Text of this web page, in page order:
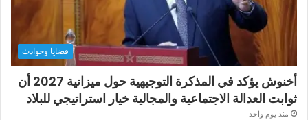
قضايا وحوادث
أخنوش يؤكد في المذكرة التوجيهية حول ميزانية 2027 أن
ثوابت العدالة الاجتماعية والمجالية خيار استراتيجي للبلاد
منذ يوم واحد